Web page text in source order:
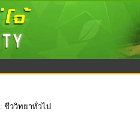
ชีววิทยาทั่วไป